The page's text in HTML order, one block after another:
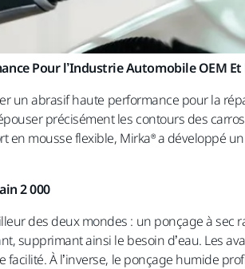
Pour l’Industrie Automobile OEM
un abrasif haute performance pour la
précisément les contours des
en mousse flexible, Mirka® a développé
2 000
des deux mondes : un ponçage à
supprimant ainsi le besoin d’eau. Les
À l’inverse, le ponçage humide